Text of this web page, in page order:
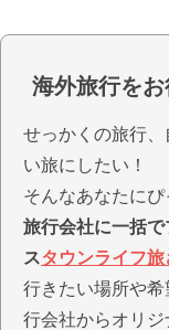
海外旅行を
せっかくの旅行
い旅にしたい！
そんなあなたにぴ
旅行会社に一括
スタウンライフ旅
行きたい場所や
行会社からオリ